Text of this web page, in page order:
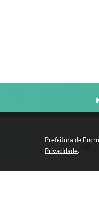
Prefeitura de
Privacidade.